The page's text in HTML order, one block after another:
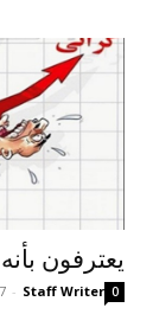
يعترفون
Staff Writer
-
27 0